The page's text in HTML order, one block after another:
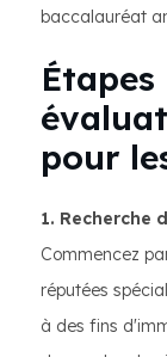
baccalauréat
pour
1. Recherche
Commencez
réputées
à des fins